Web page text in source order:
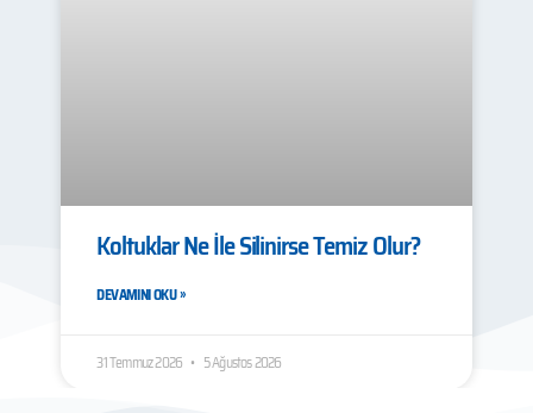
Koltuklar Ne İle Silinirse Temiz Olur?
DEVAMINI OKU »
31 Temmuz 2026 5 Ağustos 2026